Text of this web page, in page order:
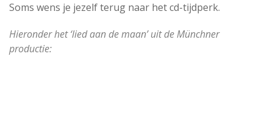
Soms wens je jezelf terug naar het cd-tijdperk.
Hieronder het ‘lied aan de maan’ uit de Münchner
productie: